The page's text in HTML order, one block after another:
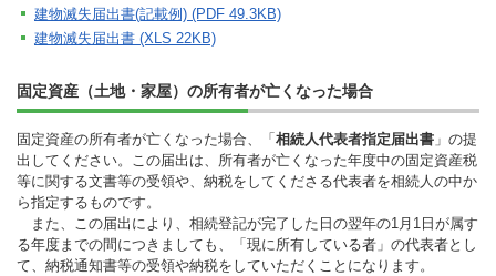
建物滅失届出書(記載例) (PDF 49.3KB)
建物滅失届出書 (XLS 22KB)
固定資産（土地・家屋）の所有者が亡くなった場合
固定資産の所有者が亡くなった場合、「 相続人代表者指定届出書 」の提
出してください。この届出は、所有者が亡くなった年度中の固定資産税
等に関する文書等の受領や、納税をしてくださる代表者を相続人の中か
ら指定するものです。
また、この届出により、相続登記が完了した日の翌年の1月1日が属す
る年度までの間につきましても、「現に所有している者」の代表者とし
て、納税通知書等の受領や納税をしていただくことになります。